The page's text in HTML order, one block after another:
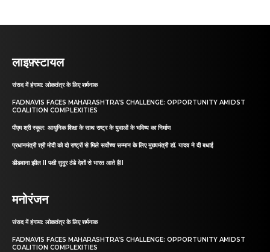
लाइफ़्स्टायल
संसद में हंगामा: लोकतंत्र के लिए शर्मनाक
FADNAVIS FACES MAHARASHTRA’S CHALLENGE: OPPORTUNITY AMIDST
COALITION COMPLEXITIES
पीएम श्री स्कूल: आधुनिक शिक्षा के साथ राष्ट्र के युवाओं के भविष्य का निर्माण
प्रधानमंत्री श्री मोदी को दो राष्ट्रों से मिले सर्वोच्च सम्मान के लिए मुख्यमंत्री डॉ. यादव ने दी बधाई
डीडवाना झील II पक्षी सुदूर ठंडे देशों से भारत आते हैII
मनोरंजन
संसद में हंगामा: लोकतंत्र के लिए शर्मनाक
FADNAVIS FACES MAHARASHTRA’S CHALLENGE: OPPORTUNITY AMIDST
COALITION COMPLEXITIES